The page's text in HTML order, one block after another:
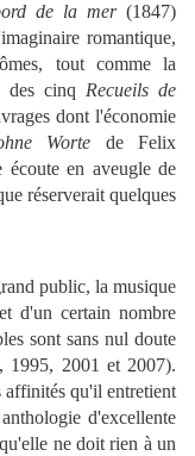
de la mer(1847)
romantique,
tout comme la
des cinq Recueils de
dont l'économie
Worte de Felix
en aveugle de
réserverait quelques
public, la musique
d'un certain nombre
sont sans nul doute
1995, 2001 et 2007).
affinités qu'il entretient
d'excellente
ne doit rien à un